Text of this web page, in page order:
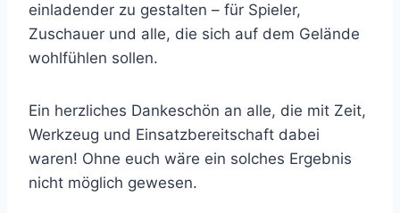
einladender zu gestalten – für Spieler,
Zuschauer und alle, die sich auf dem Gelände
wohlfühlen sollen.
Ein herzliches Dankeschön an alle, die mit Zeit,
Werkzeug und Einsatzbereitschaft dabei
waren! Ohne euch wäre ein solches Ergebnis
nicht möglich gewesen.